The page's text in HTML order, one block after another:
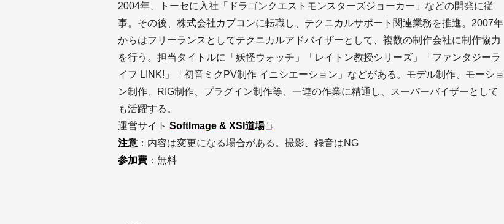
2004年、トーセに入社「ドラゴンクエストモンスターズジョーカー」などの開発に従
事。その後、株式会社カプコンに転職し、テクニカルサポート関連業務を推進。2007年
からはフリーランスとしてテクニカルアドバイザーとして、複数の制作会社に制作協力
を行う。担当タイトルに「妖怪ウォッチ」「レイトン教授シリーズ」「ファンタジーラ
イフ LINK!」「初音ミクPV制作 イニシエーション」などがある。モデル制作、モーショ
ン制作、RIG制作、プラグイン制作等、一連の作業に精通し、スーパーバイザーとして
も活躍する。
運営サイト SoftImage & XSI道場
注意 ：内容は変更になる場合がある。撮影、録音はNG
参加費 ：無料